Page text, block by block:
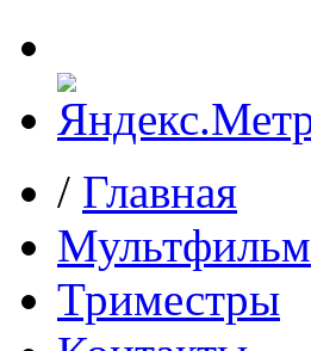
/ Главная
Мультфильм
Триместры